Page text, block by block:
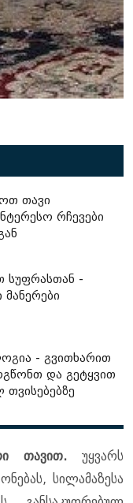
თავი
რჩევები
სუფრასთან -
მანერები
- გვითხარით
და გეტყვით
თავით. უყვარს
სილამაზესა